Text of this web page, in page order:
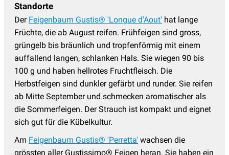
Standorte
Der Feigenbaum Gustis® 'Longue d'Aout' hat lange
Früchte, die ab August reifen. Frühfeigen sind gross,
grüngelb bis bräunlich und tropfenförmig mit einem
auffallend langen, schlanken Hals. Sie wiegen 90 bis
100 g und haben hellrotes Fruchtfleisch. Die
Herbstfeigen sind dunkler gefärbt und runder. Sie reifen
ab Mitte September und schmecken aromatischer als
die Sommerfeigen. Der Strauch ist kompakt und eignet
sich gut für die Kübelkultur.
Am Feigenbaum Gustis® 'Perretta' wachsen die
grössten aller Gustissimo® Feigen heran. Sie haben ein